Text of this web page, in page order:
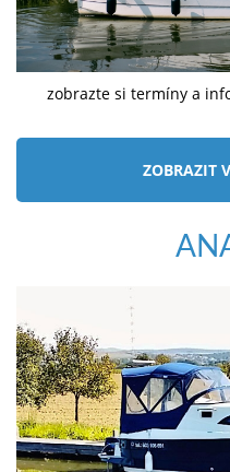
zobrazte si termíny a
ZOBRAZIT